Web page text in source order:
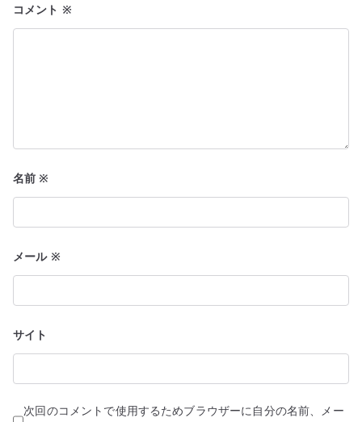
コメント ※
名前※
メール ※
サイト
次回のコメントで使用するためブラウザーに自分の名前、メー